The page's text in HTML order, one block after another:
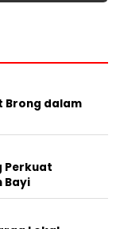
Brong dalam
Perkuat
Bayi